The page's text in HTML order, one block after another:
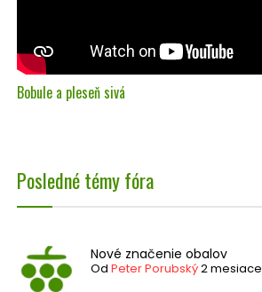
Bobule a pleseň sivá
Posledné témy fóra
Nové značenie obalov
Od Peter Porubský2 mesiace